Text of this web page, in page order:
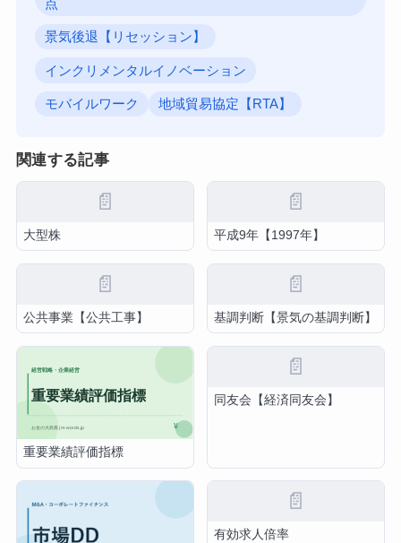
点
景気後退【リセッション】
インクリメンタルイノベーション
モバイルワーク 地域貿易協定【RTA】
関連する記事
📄
大型株
📄
平成9年【1997年】
📄
公共事業【公共工事】
📄
基調判断【景気の基調判断】
重要業績評価指標
📄
同友会【経済同友会】
📄
有効求人倍率